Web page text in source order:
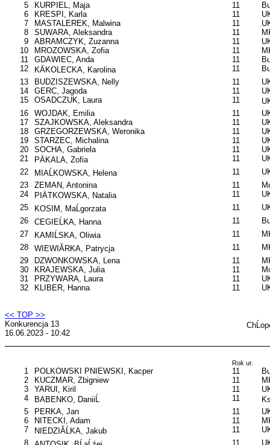
5
KURPIEL, Maja 11
6
KRESPI, Karla 11
7
MASTALEREK, Malwina 11
8
SUWARA, Aleksandra 11
9
ABRAMCZYK, Zuzanna 11
10
MROZOWSKA, Zofia 11
11
GDAWIEC, Anda 11
12
KÄKOLECKA, Karolina 11
13
BUDZISZEWSKA, Nelly 11
14
GERC, Jagoda 11
15
OSADCZUK, Laura 11
16
WOJDAK, Emilia 11
17
SZAJKOWSKA, Aleksandra 11
18
GRZEGORZEWSKA, Weronika 11
19
STARZEC, Michalina 11
20
SOCHA, Gabriela 11
21
PÄKALA, Zofia 11
22
MIAĹKOWSKA, Helena 11
23
ZEMAN, Antonina 11
24
PIÄTKOWSKA, Natalia 11
25
KOSIM, MaĹgorzata 11
26
CEGIEĹKA, Hanna 11
27
KAMIĹSKA, Oliwia 11
28
WIEWIĂRKA, Patrycja 11
29
DZWONKOWSKA, Lena 11
30
KRAJEWSKA, Julia 11
31
PRZYWARA, Laura 11
32
KLIBER, Hanna 11
<< TOP >>
Konkurencja 13
16.06.2023 - 10:42
Rok ur.
1 POLKOWSKI PNIEWSKI, Kacper 11
2
KUCZMAR, Zbigniew 11
3
YARUI, Kiril 11
4
BABENKO, DaniiĹ 11
5
PERKA, Jan 11
6
NITECKI, Adam 11
7
NIEDZIĂĹKA, Jakub 11
8
11